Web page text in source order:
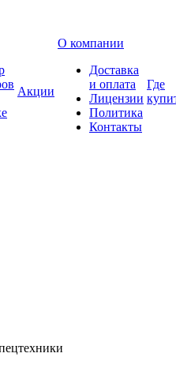
Акции
О компании
Доставка
и оплата
Лицензии
Политика
Контакты
Где